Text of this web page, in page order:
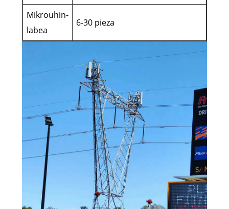
Mikrouhin-
labea
6-30 pieza